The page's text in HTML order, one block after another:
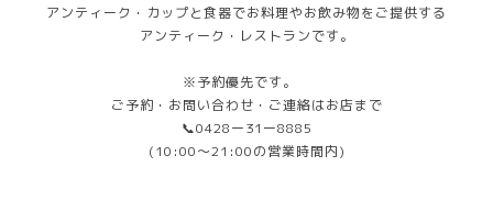
アンティーク・カップと食器でお料理やお飲み物をご提供する
アンティーク・レストランです。
※予約優先です。
ご予約・お問い合わせ・ご連絡はお店まで
📞0428ー31ー8885
(10:00〜21:00の営業時間内)